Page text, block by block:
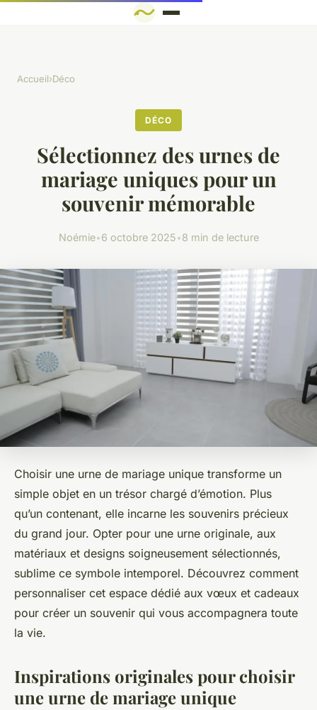
Accueil›Déco
DÉCO
Sélectionnez des urnes de
mariage uniques pour un
souvenir mémorable
Noémie•6 octobre 2025•8 min de lecture
Choisir une urne de mariage unique transforme un
simple objet en un trésor chargé d’émotion. Plus
qu’un contenant, elle incarne les souvenirs précieux
du grand jour. Opter pour une urne originale, aux
matériaux et designs soigneusement sélectionnés,
sublime ce symbole intemporel. Découvrez comment
personnaliser cet espace dédié aux vœux et cadeaux
pour créer un souvenir qui vous accompagnera toute
la vie.
Inspirations originales pour choisir
une urne de mariage unique